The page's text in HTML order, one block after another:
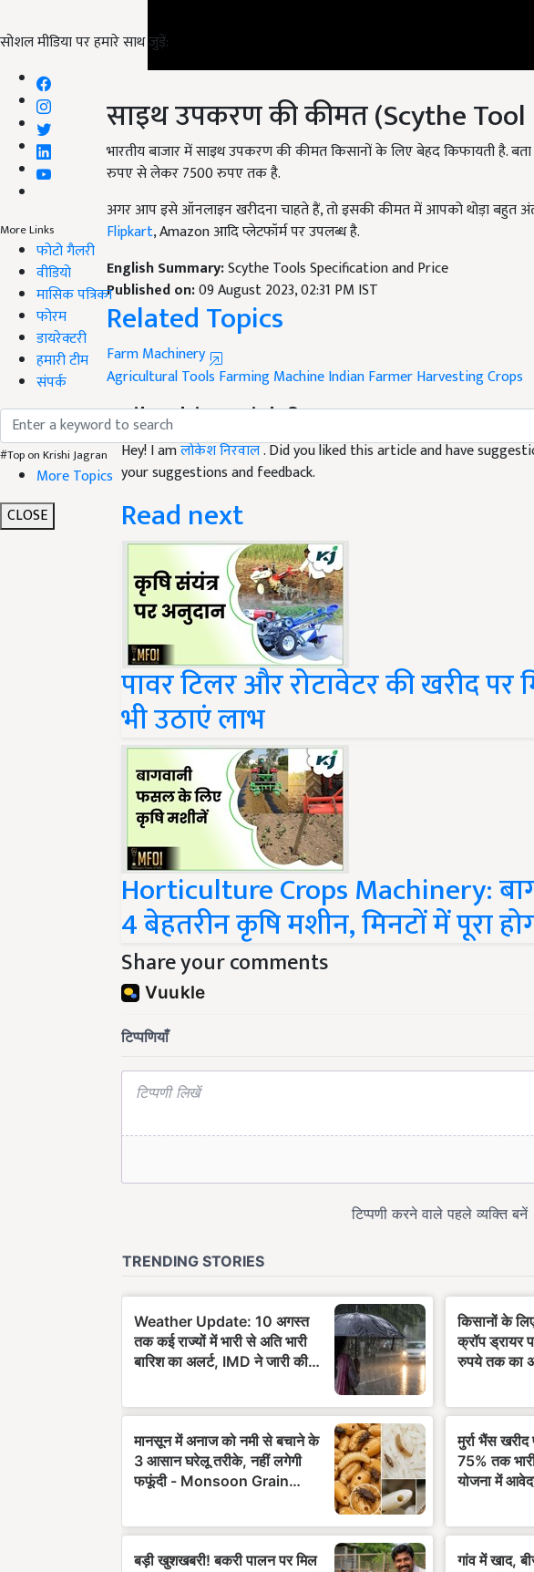
सोशल मीडिया पर हमारे साथ जुड़ें:
More Links
फोटो गैलरी
वीडियो
मासिक पत्रिका
फोरम
डायरेक्टरी
हमारी टीम
संपर्क
#Top on Krishi Jagran
More Topics
CLOSE
साइथ उपकरण की कीमत (Scythe Tool
भारतीय बाजार में साइथ उपकरण की कीमत किसानों के लिए बेहद किफायती है.
रुपए से लेकर 7500 रुपए तक है.
Flipkart, Amazon आदि प्लेटफॉर्म पर उपलब्ध है.
English Summary:
Published on:09 August 2023, 02:31 PM IST
Related Topics
Farm Machinery
Agricultural ToolsFarming Machine
Like this article?
Hey! I am
your suggestions and feedback.
Read next
पावर टिलर और रोटावेटर की खरीद
भी उठाएं लाभ
Horticulture Crops Machinery:
4 बेहतरीन कृषि मशीन, मिनटों में पूरा
Share your comments